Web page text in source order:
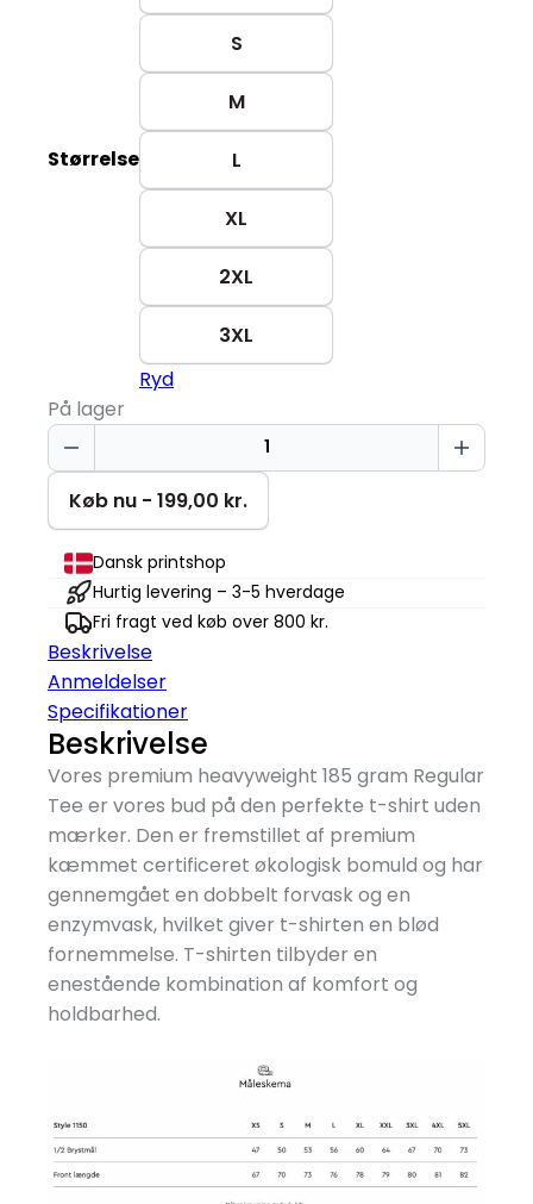
Størrelse
S
M
L
XL
2XL
3XL
Ryd
På lager
Lemon
Squeeze
Lobster
Please
T-
shirt
antal
Køb nu - 199,00 kr.
Dansk printshop
Hurtig levering – 3-5 hverdage
Fri fragt ved køb over 800 kr.
Beskrivelse
Anmeldelser
Specifikationer
Beskrivelse
Vores premium heavyweight 185 gram Regular
Tee er vores bud på den perfekte t-shirt uden
mærker. Den er fremstillet af premium
kæmmet certificeret økologisk bomuld og har
gennemgået en dobbelt forvask og en
enzymvask, hvilket giver t-shirten en blød
fornemmelse. T-shirten tilbyder en
enestående kombination af komfort og
holdbarhed.